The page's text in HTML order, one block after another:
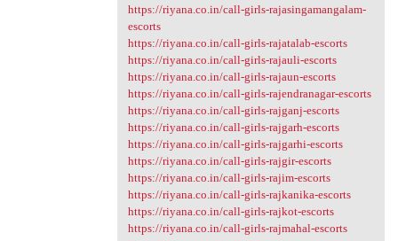
https://riyana.co.in/call-girls-rajasingamangalam-
escorts
https://riyana.co.in/call-girls-rajatalab-escorts
https://riyana.co.in/call-girls-rajauli-escorts
https://riyana.co.in/call-girls-rajaun-escorts
https://riyana.co.in/call-girls-rajendranagar-escorts
https://riyana.co.in/call-girls-rajganj-escorts
https://riyana.co.in/call-girls-rajgarh-escorts
https://riyana.co.in/call-girls-rajgarhi-escorts
https://riyana.co.in/call-girls-rajgir-escorts
https://riyana.co.in/call-girls-rajim-escorts
https://riyana.co.in/call-girls-rajkanika-escorts
https://riyana.co.in/call-girls-rajkot-escorts
https://riyana.co.in/call-girls-rajmahal-escorts